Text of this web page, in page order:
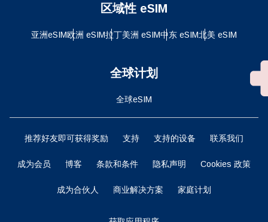
区域性 eSIM
亚洲eSIM欧洲 eSIM拉丁美洲 eSIM中东 eSIM北美 eSIM
全球计划
全球eSIM
推荐好友即可获得奖励 支持 支持的设备 联系我们
成为会员 博客 条款和条件 隐私声明 Cookies 政策
成为合伙人 商业解决方案 家庭计划